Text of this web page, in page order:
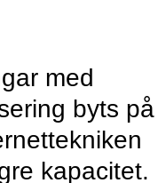
med
byts på
kapacitet.